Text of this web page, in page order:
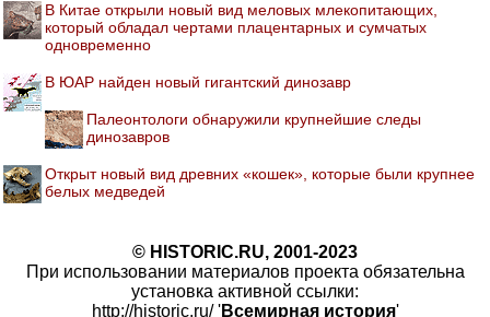
В Китае открыли новый вид меловых млекопитающих,
который обладал чертами плацентарных и сумчатых
одновременно
В ЮАР найден новый гигантский динозавр
Палеонтологи обнаружили крупнейшие следы
динозавров
Открыт новый вид древних «кошек», которые были крупнее
белых медведей
© HISTORIC.RU, 2001-2023
При использовании материалов проекта обязательна
установка активной ссылки:
http://historic.ru/ 'Всемирная история'